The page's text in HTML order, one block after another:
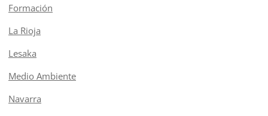
Formación
La Rioja
Lesaka
Medio Ambiente
Navarra